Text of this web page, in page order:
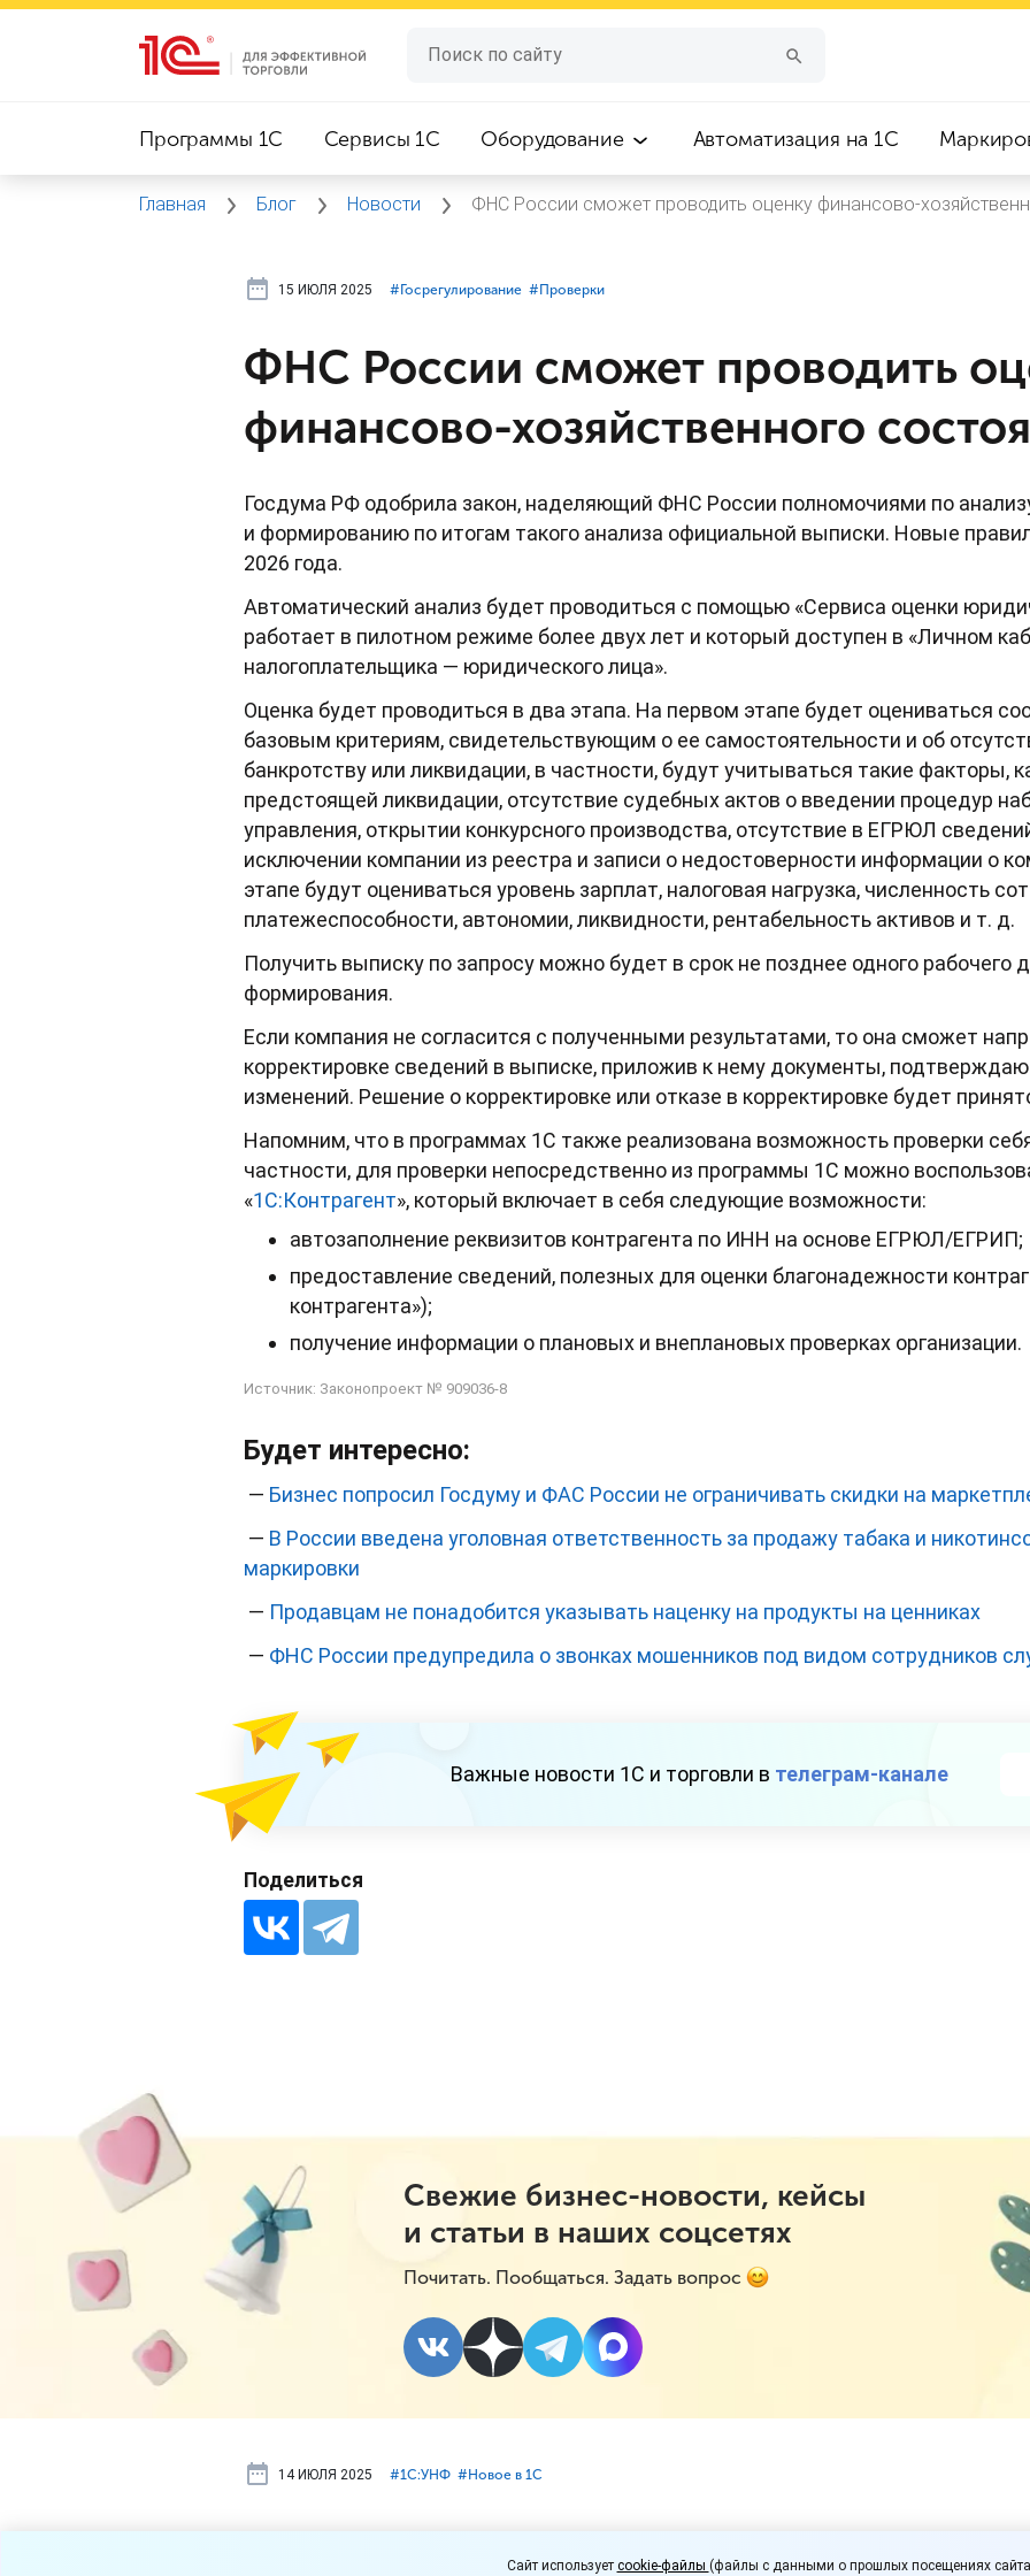
Программы 1C Сервисы 1C Оборудование Автоматизация на 1С
Главная Блог Новости ФНС России сможет проводить оценку финансово-
15 ИЮЛЯ 2025 #⁣Госрегулирование #⁣Проверки
ФНС России сможет проводить
финансово-хозяйственного
Госдума РФ одобрила закон, наделяющий ФНС России полномочиями по
и формированию по итогам такого анализа официальной выписки. Новые
2026 года.
Автоматический анализ будет проводиться с помощью «Сервиса оценки
работает в пилотном режиме более двух лет и который доступен в «Личном
налогоплательщика — юридического лица».
Оценка будет проводиться в два этапа. На первом этапе будет оцениваться
базовым критериям, свидетельствующим о ее самостоятельности и об
банкротству или ликвидации, в частности, будут учитываться такие факторы,
предстоящей ликвидации, отсутствие судебных актов о введении процедур
управления, открытии конкурсного производства, отсутствие в ЕГРЮЛ
исключении компании из реестра и записи о недостоверности информации о
этапе будут оцениваться уровень зарплат, налоговая нагрузка, численность
платежеспособности, автономии, ликвидности, рентабельность активов и т. д.
Получить выписку по запросу можно будет в срок не позднее одного рабочего
формирования.
Если компания не согласится с полученными результатами, то она сможет
корректировке сведений в выписке, приложив к нему документы,
изменений. Решение о корректировке или отказе в корректировке будет
Напомним, что в программах 1С также реализована возможность проверки
частности, для проверки непосредственно из программы 1С можно
«1С:Контрагент», который включает в себя следующие возможности:
автозаполнение реквизитов контрагента по ИНН на основе ЕГРЮЛ/ЕГРИП;
предоставление сведений, полезных для оценки благонадежности
контрагента»);
получение информации о плановых и внеплановых проверках организации.
Источник: Законопроект № 909036-8
Будет интересно:
— Бизнес попросил Госдуму и ФАС России не ограничивать скидки на
— В России введена уголовная ответственность за продажу табака и
маркировки
— Продавцам не понадобится указывать наценку на продукты на ценниках
— ФНС России предупредила о звонках мошенников под видом сотрудников
Важные новости 1С и торговли в телеграм-канале
Поделиться
Свежие бизнес-новости, кейсы
и статьи в наших соцсетях
Почитать. Пообщаться. Задать вопрос
14 ИЮЛЯ 2025 #⁣1С:УНФ #⁣Новое в 1С
Новое в 1С:УНФ: работа с чеками
Cайт использует cookie-файлы (файлы с данными о прошлых посещениях